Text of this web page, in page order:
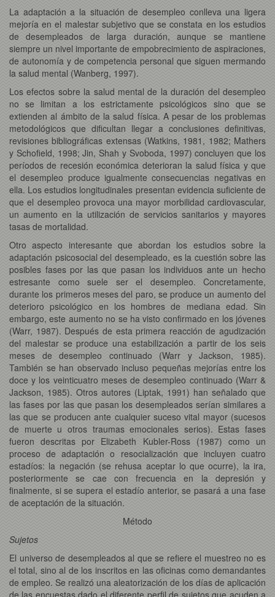
La adaptación a la situación de desempleo conlleva una ligera
mejoría en el malestar subjetivo que se constata en los estudios
de desempleados de larga duración, aunque se mantiene
siempre un nivel importante de empobrecimiento de aspiraciones,
de autonomía y de competencia personal que siguen mermando
la salud mental (Wanberg, 1997).
Los efectos sobre la salud mental de la duración del desempleo
no se limitan a los estrictamente psicológicos sino que se
extienden al ámbito de la salud física. A pesar de los problemas
metodológicos que dificultan llegar a conclusiones definitivas,
revisiones bibliográficas extensas (Watkins, 1981, 1982; Mathers
y Schofield, 1998; Jin, Shah y Svoboda, 1997) concluyen que los
períodos de recesión económica deterioran la salud física y que
el desempleo produce igualmente consecuencias negativas en
ella. Los estudios longitudinales presentan evidencia suficiente de
que el desempleo provoca una mayor morbilidad cardiovascular,
un aumento en la utilización de servicios sanitarios y mayores
tasas de mortalidad.
Otro aspecto interesante que abordan los estudios sobre la
adaptación psicosocial del desempleado, es la cuestión sobre las
posibles fases por las que pasan los individuos ante un hecho
estresante como suele ser el desempleo. Concretamente,
durante los primeros meses del paro, se produce un aumento del
deterioro psicológico en los hombres de mediana edad. Sin
embargo, este aumento no se ha visto confirmado en los jóvenes
(Warr, 1987). Después de esta primera reacción de agudización
del malestar se produce una estabilización a partir de los seis
meses de desempleo continuado (Warr y Jackson, 1985).
También se han observado incluso pequeñas mejorías entre los
doce y los veinticuatro meses de desempleo continuado (Warr &
Jackson, 1985). Otros autores (Liptak, 1991) han señalado que
las fases por las que pasan los desempleados serían similares a
las que se producen ante cualquier suceso vital mayor (sucesos
de muerte u otros traumas emocionales serios). Estas fases
fueron descritas por Elizabeth Kubler-Ross (1987) como un
proceso de adaptación o resocialización que incluyen cuatro
estadíos: la negación (se rehusa aceptar lo que ocurre), la ira,
posteriormente se cae con frecuencia en la depresión y
finalmente, si se supera el estadío anterior, se pasará a una fase
de aceptación de la situación.
Método
Sujetos
El universo de desempleados al que se refiere el muestreo no es
el total, sino al de los inscritos en las oficinas como demandantes
de empleo. Se realizó una aleatorización de los días de aplicación
de las encuestas dado el diferente perfil de sujetos que acuden a